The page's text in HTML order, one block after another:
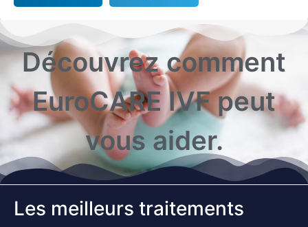
Découvrez comment
EuroCARE IVF peut
vous aider.
Les meilleurs traitements